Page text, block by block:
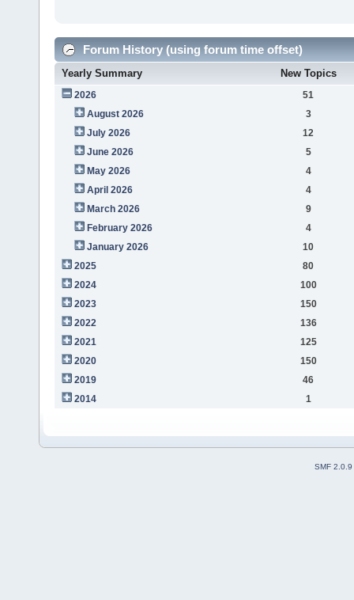
Forum History (using forum time offset)
Yearly Summary New Topics
2026
51
August 2026
3
July 2026
12
June 2026
5
May 2026
4
April 2026
4
March 2026
9
February 2026
4
January 2026
10
2025
80
2024
100
2023
150
2022
136
2021
125
2020
150
2019
46
2014
1
SMF 2.0.9